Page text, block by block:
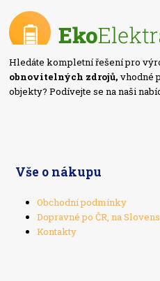
Hledáte kompletní řešení pro
obnovitelných zdrojů, vhodné
objekty? Podívejte se na naši
Vše o nákupu
Obchodní podmínky
Dopravné po ČR, na
Kontakty